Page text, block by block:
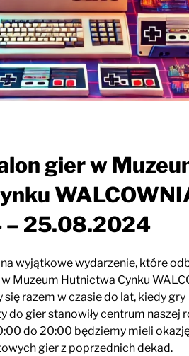
gier w
25.08.2024
wyjątkowe wydarzenie, które
Muzeum Hutnictwa Cynku
razem w czasie do lat, kiedy gry
do gier stanowiły centrum naszej
do 20:00 będziemy mieli
gier z poprzednich dekad.